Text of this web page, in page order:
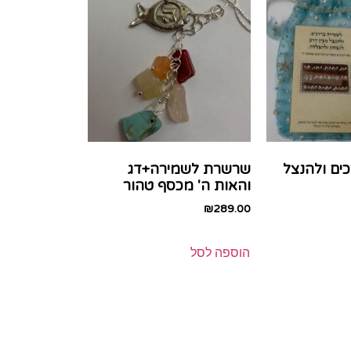
ולהנצל
שרשרת לשמירה+דג
והאות ה' מכסף טהור
₪289.00
הוספה לסל